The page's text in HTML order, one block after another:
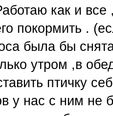
как и
покормить .
была бы
утром ,в
птичку
у нас с ним не